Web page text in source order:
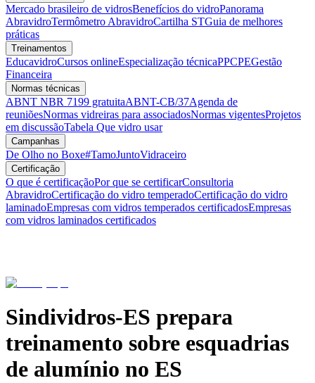
Mercado brasileiro de vidrosBenefícios do vidroPanorama
AbravidroTermômetro AbravidroCartilha STGuia de melhores
práticas
Treinamentos
EducavidroCursos onlineEspecialização técnicaPPCPEGestão
Financeira
Normas técnicas
ABNT NBR 7199 gratuitaABNT-CB/37Agenda de
reuniõesNormas vidreiras para associadosNormas vigentesProjetos
em discussãoTabela Que vidro usar
Campanhas
De Olho no Boxe#TamoJuntoVidraceiro
Certificação
O que é certificaçãoPor que se certificarConsultoria
AbravidroCertificação do vidro temperadoCertificação do vidro
laminadoEmpresas com vidros temperados certificadosEmpresas
com vidros laminados certificados
Sindividros-ES prepara
treinamento sobre esquadrias
de alumínio no ES